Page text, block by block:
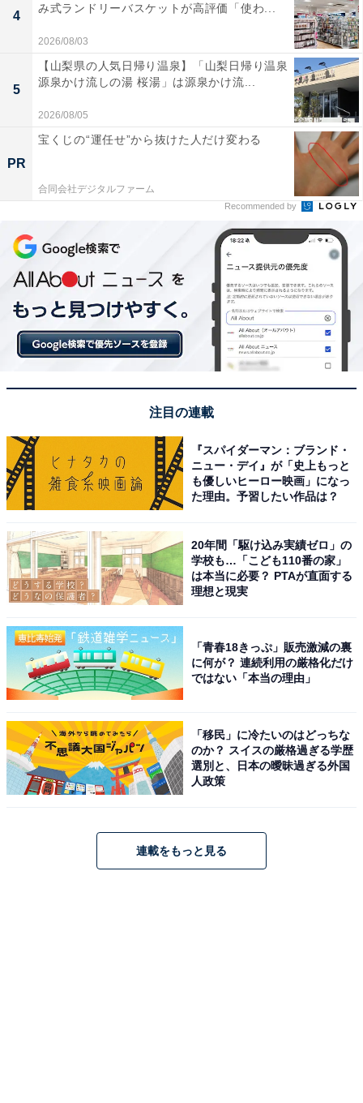
4
み式ランドリーバスケットが高評価「使わ...
2026/08/03
5
【山梨県の人気日帰り温泉】「山梨日帰り温泉
源泉かけ流しの湯 桜湯」は源泉かけ流...
2026/08/05
PR
宝くじの“運任せ”から抜けた人だけ変わる
合同会社デジタルファーム
Recommended by
注目の連載
『スパイダーマン：ブランド・
ニュー・デイ』が「史上もっと
も優しいヒーロー映画」になっ
た理由。予習したい作品は？
20年間「駆け込み実績ゼロ」の
学校も…「こども110番の家」
は本当に必要？ PTAが直面する
理想と現実
「青春18きっぷ」販売激減の裏
に何が？ 連続利用の厳格化だけ
ではない「本当の理由」
「移民」に冷たいのはどっちな
のか？ スイスの厳格過ぎる学歴
選別と、日本の曖昧過ぎる外国
人政策
連載をもっと見る